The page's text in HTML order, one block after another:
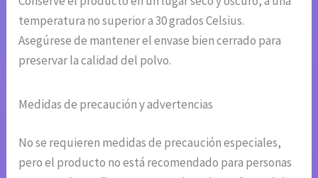
temperatura no superior a 30 grados Celsius.
Asegúrese de mantener el envase bien cerrado para
preservar la calidad del polvo.
Medidas de precaución y advertencias
No se requieren medidas de precaución especiales,
pero el producto no está recomendado para personas